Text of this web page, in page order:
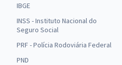
IBGE
INSS - Instituto Nacional do
Seguro Social
PRF - Polícia Rodoviária Federal
PND